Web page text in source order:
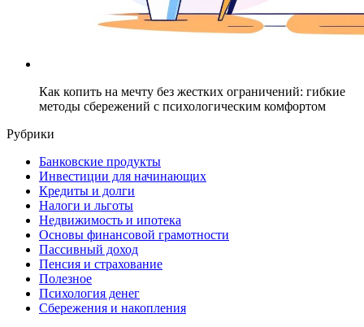
Как копить на мечту без жестких ограничений: гибкие
методы сбережений с психологическим комфортом
Рубрики
Банковские продукты
Инвестиции для начинающих
Кредиты и долги
Налоги и льготы
Недвижимость и ипотека
Основы финансовой грамотности
Пассивный доход
Пенсия и страхование
Полезное
Психология денег
Сбережения и накопления